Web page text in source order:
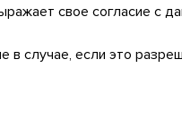
свое согласие с
случае, если это